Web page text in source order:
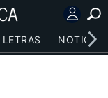
LETRAS NOTICIAS